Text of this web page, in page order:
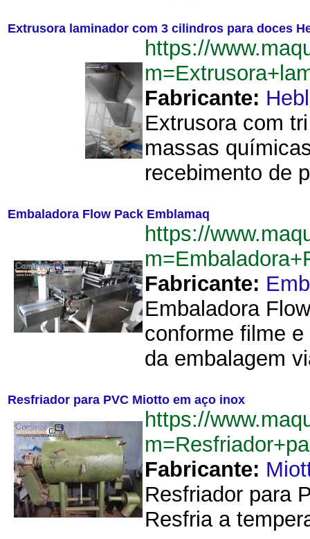
Extrusora laminador com 3 cilindros para doces
https://
Fabricante:
Extrusora com
massas
recebimento de
Embaladora Flow Pack Emblamaq
https://
Fabricante:
Embaladora
conforme filme
da embalagem
Resfriador para PVC Miotto em aço inox
https://
Fabricante:
Resfriador para
Resfria a